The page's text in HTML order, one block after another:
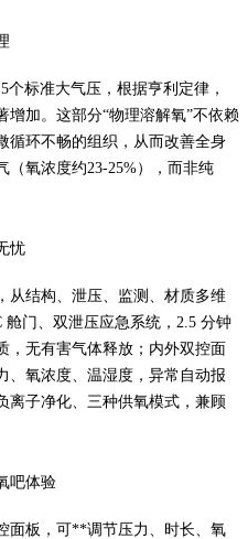
个标准大气压，根据亨利定律，
加。这部分“物理溶解氧”不依赖
循环不畅的组织，从而改善全身
（氧浓度约23-25%），而非纯
忧
从结构、泄压、监测、材质多维
舱门、双泄压应急系统，2.5 分钟
，无有害气体释放；内外双控面
、氧浓度、温湿度，异常自动报
离子净化、三种供氧模式，兼顾
吧体验
面板，可**调节压力、时长、氧